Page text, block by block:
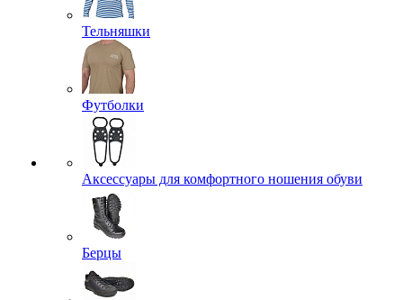
Тельняшки
Футболки
Аксессуары для комфортного ношения обуви
Берцы